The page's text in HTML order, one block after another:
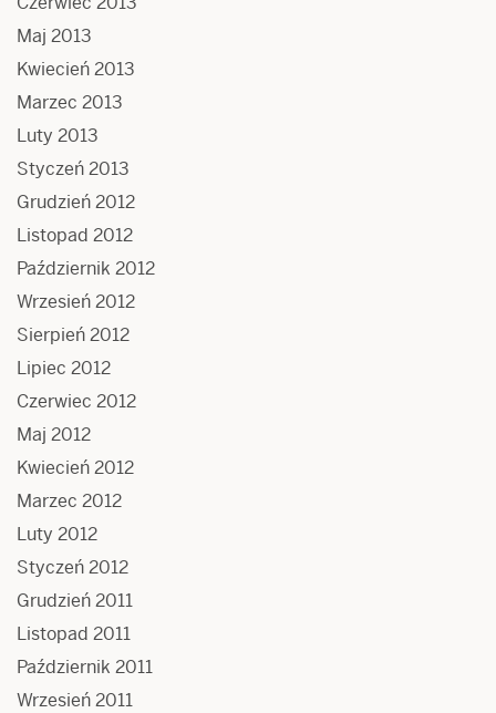
Maj 2013
Kwiecień 2013
Marzec 2013
Luty 2013
Styczeń 2013
Grudzień 2012
Listopad 2012
Październik 2012
Wrzesień 2012
Sierpień 2012
Lipiec 2012
Czerwiec 2012
Maj 2012
Kwiecień 2012
Marzec 2012
Luty 2012
Styczeń 2012
Grudzień 2011
Listopad 2011
Październik 2011
Wrzesień 2011